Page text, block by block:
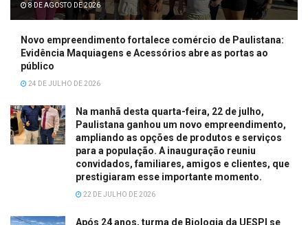
8 DE AGOSTO DE 2026
Novo empreendimento fortalece comércio de Paulistana:
Evidência Maquiagens e Acessórios abre as portas ao
público
24 DE JULHO DE 2026
Na manhã desta quarta-feira, 22 de julho,
Paulistana ganhou um novo empreendimento,
ampliando as opções de produtos e serviços
para a população. A inauguração reuniu
convidados, familiares, amigos e clientes, que
prestigiaram esse importante momento.
22 DE JULHO DE 2026
Após 24 anos, turma de Biologia da UESPI se